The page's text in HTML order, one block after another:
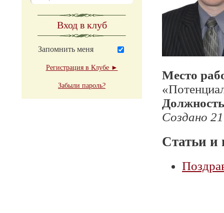
Вход в клуб
Запомнить меня
Регистрация в Клубе ►
Забыли пароль?
Место
Создано
Статьи и